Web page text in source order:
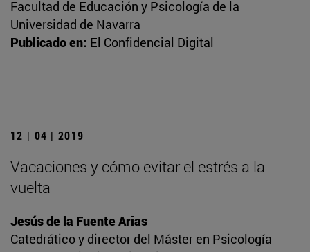
Facultad de Educación y Psicología de la
Universidad de Navarra
Publicado en: El Confidencial Digital
12 | 04 | 2019
Vacaciones y cómo evitar el estrés a la
vuelta
Jesús de la Fuente Arias
Catedrático y director del Máster en Psicología